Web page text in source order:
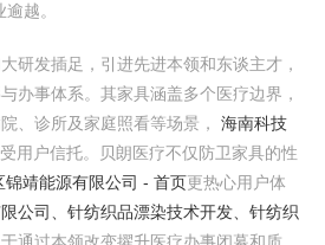
越。
研发插足，引进先进本领和东谈主才，
办事体系。其家具涵盖多个医疗边界，
、诊所及家庭照看等场景， 海南科技
用户信托。贝朗医疗不仅防卫家具的性
锦靖能源有限公司 - 首页更热心用户体
公司、针纺织品漂染技术开发、针纺织